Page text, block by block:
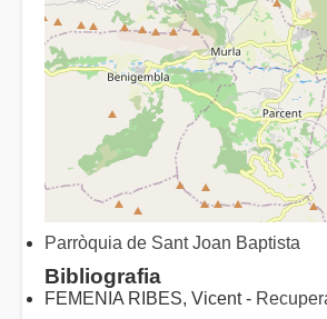
Parròquia de Sant Joan Baptista
Bibliografia
FEMENIA RIBES, Vicent -